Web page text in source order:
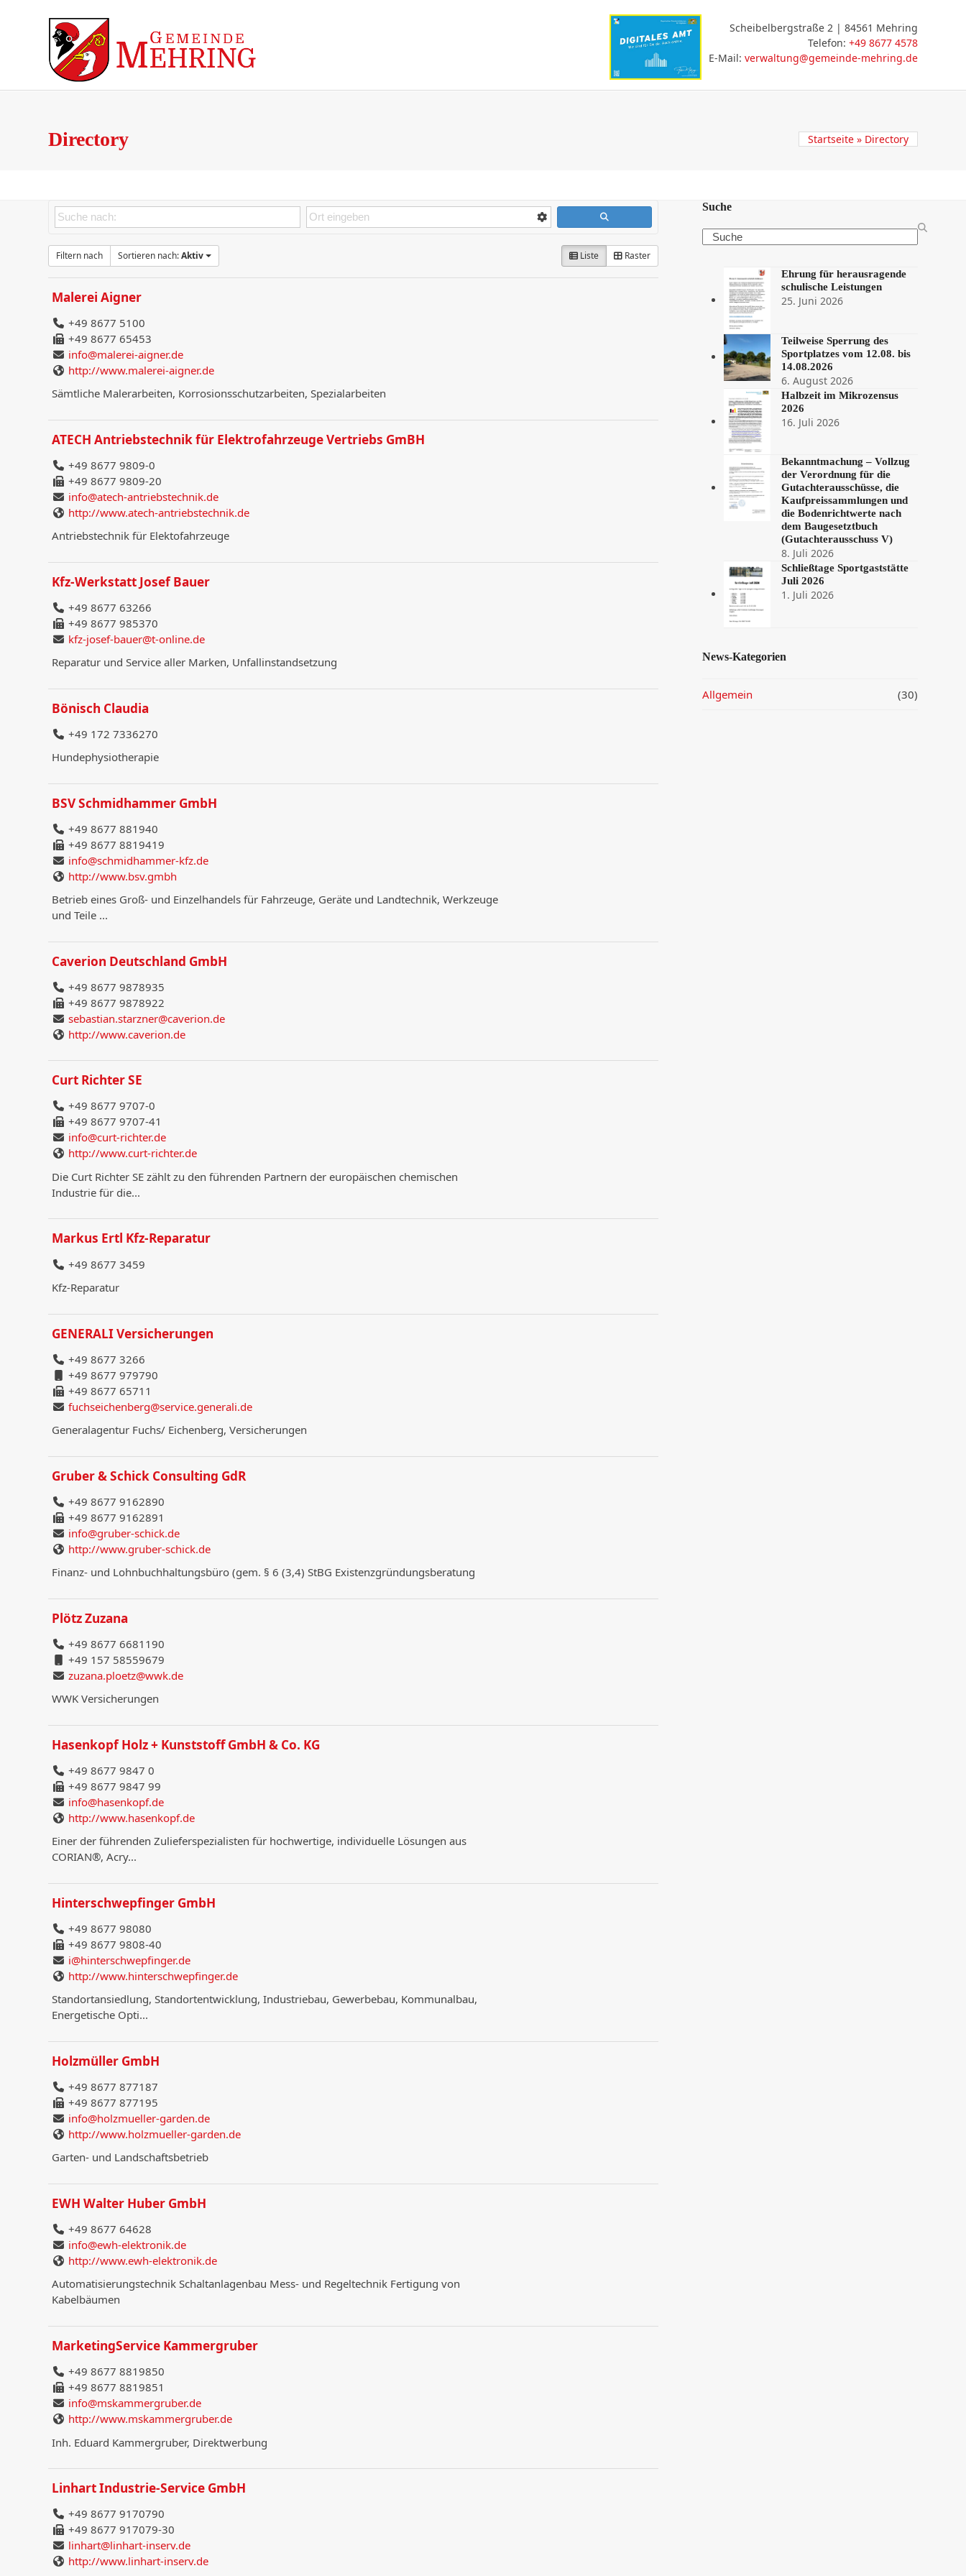
Scheibelbergstraße 2 | 84561 Mehring
Telefon: +49 8677 4578
E-Mail: verwaltung@gemeinde-mehring.de
Directory Startseite» Directory
Filtern nach Sortieren nach:Aktiv Liste Raster
Malerei Aigner
+49 8677 5100
+49 8677 65453
info@malerei-aigner.de
http://www.malerei-aigner.de
Sämtliche Malerarbeiten, Korrosionsschutzarbeiten, Spezialarbeiten
ATECH Antriebstechnik für Elektrofahrzeuge Vertriebs GmBH
+49 8677 9809-0
+49 8677 9809-20
info@atech-antriebstechnik.de
http://www.atech-antriebstechnik.de
Antriebstechnik für Elektofahrzeuge
Kfz-Werkstatt Josef Bauer
+49 8677 63266
+49 8677 985370
kfz-josef-bauer@t-online.de
Reparatur und Service aller Marken, Unfallinstandsetzung
Bönisch Claudia
+49 172 7336270
Hundephysiotherapie
BSV Schmidhammer GmbH
+49 8677 881940
+49 8677 8819419
info@schmidhammer-kfz.de
http://www.bsv.gmbh
Betrieb eines Groß- und Einzelhandels für Fahrzeuge, Geräte und Landtechnik, Werkzeuge
und Teile ...
Caverion Deutschland GmbH
+49 8677 9878935
+49 8677 9878922
sebastian.starzner@caverion.de
http://www.caverion.de
Curt Richter SE
+49 8677 9707-0
+49 8677 9707-41
info@curt-richter.de
http://www.curt-richter.de
Die Curt Richter SE zählt zu den führenden Partnern der europäischen chemischen
Industrie für die...
Markus Ertl Kfz-Reparatur
+49 8677 3459
Kfz-Reparatur
GENERALI Versicherungen
+49 8677 3266
+49 8677 979790
+49 8677 65711
fuchseichenberg@service.generali.de
Generalagentur Fuchs/ Eichenberg, Versicherungen
Gruber & Schick Consulting GdR
+49 8677 9162890
+49 8677 9162891
info@gruber-schick.de
http://www.gruber-schick.de
Finanz- und Lohnbuchhaltungsbüro (gem. § 6 (3,4) StBG Existenzgründungsberatung
Plötz Zuzana
+49 8677 6681190
+49 157 58559679
zuzana.ploetz@wwk.de
WWK Versicherungen
Hasenkopf Holz + Kunststoff GmbH & Co. KG
+49 8677 9847 0
+49 8677 9847 99
info@hasenkopf.de
http://www.hasenkopf.de
Einer der führenden Zulieferspezialisten für hochwertige, individuelle Lösungen aus
CORIAN®, Acry...
Hinterschwepfinger GmbH
+49 8677 98080
+49 8677 9808-40
i@hinterschwepfinger.de
http://www.hinterschwepfinger.de
Standortansiedlung, Standortentwicklung, Industriebau, Gewerbebau, Kommunalbau,
Energetische Opti...
Holzmüller GmbH
+49 8677 877187
+49 8677 877195
info@holzmueller-garden.de
http://www.holzmueller-garden.de
Garten- und Landschaftsbetrieb
EWH Walter Huber GmbH
+49 8677 64628
info@ewh-elektronik.de
http://www.ewh-elektronik.de
Automatisierungstechnik Schaltanlagenbau Mess- und Regeltechnik Fertigung von
Kabelbäumen
MarketingService Kammergruber
+49 8677 8819850
+49 8677 8819851
info@mskammergruber.de
http://www.mskammergruber.de
Inh. Eduard Kammergruber, Direktwerbung
Linhart Industrie-Service GmbH
+49 8677 9170790
+49 8677 917079-30
linhart@linhart-inserv.de
http://www.linhart-inserv.de
Suche
Search
Ehrung für herausragende
schulische Leistungen
25. Juni 2026
Teilweise Sperrung des
Sportplatzes vom 12.08. bis
14.08.2026
6. August 2026
Halbzeit im Mikrozensus
2026
16. Juli 2026
Bekanntmachung – Vollzug
der Verordnung für die
Gutachterausschüsse, die
Kaufpreissammlungen und
die Bodenrichtwerte nach
dem Baugesetztbuch
(Gutachterausschuss V)
8. Juli 2026
Schließtage Sportgaststätte
Juli 2026
1. Juli 2026
News-Kategorien
Allgemein (30)